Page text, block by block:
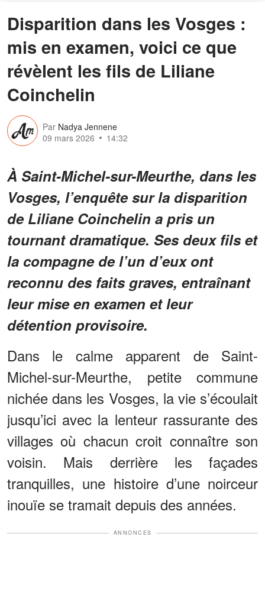
Disparition dans les Vosges :
mis en examen, voici ce que
révèlent les fils de Liliane
Coinchelin
Par Nadya Jennene
09 mars 2026
14:32
À Saint-Michel-sur-Meurthe, dans les
Vosges, l’enquête sur la disparition
de Liliane Coinchelin a pris un
tournant dramatique. Ses deux fils et
la compagne de l’un d’eux ont
reconnu des faits graves, entraînant
leur mise en examen et leur
détention provisoire.
Dans le calme apparent de Saint-
Michel-sur-Meurthe, petite commune
nichée dans les Vosges, la vie s’écoulait
jusqu’ici avec la lenteur rassurante des
villages où chacun croit connaître son
voisin. Mais derrière les façades
tranquilles, une histoire d’une noirceur
inouïe se tramait depuis des années.
ANNONCES